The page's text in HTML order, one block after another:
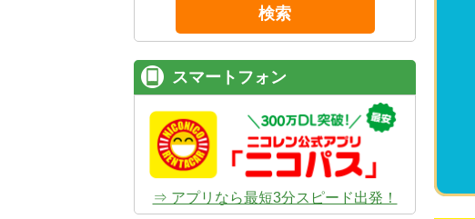
検索
スマートフォン
⇒ アプリなら最短3分スピード出発！